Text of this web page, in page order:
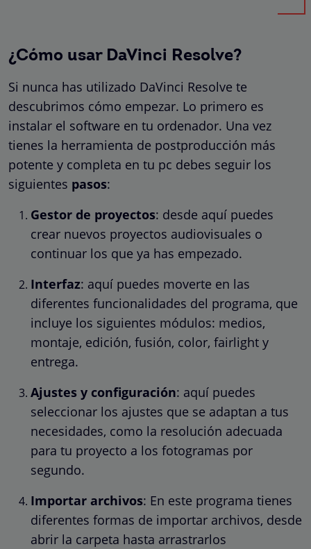
¿Cómo usar DaVinci Resolve?
Si nunca has utilizado DaVinci Resolve te
descubrimos cómo empezar. Lo primero es
instalar el software en tu ordenador. Una vez
tienes la herramienta de postproducción más
potente y completa en tu pc debes seguir los
siguientes pasos:
Gestor de proyectos: desde aquí puedes
crear nuevos proyectos audiovisuales o
continuar los que ya has empezado.
Interfaz: aquí puedes moverte en las
diferentes funcionalidades del programa, que
incluye los siguientes módulos: medios,
montaje, edición, fusión, color, fairlight y
entrega.
Ajustes y configuración: aquí puedes
seleccionar los ajustes que se adaptan a tus
necesidades, como la resolución adecuada
para tu proyecto a los fotogramas por
segundo.
Importar archivos: En este programa tienes
diferentes formas de importar archivos, desde
abrir la carpeta hasta arrastrarlos